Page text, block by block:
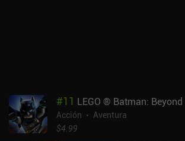
#11 LEGO ® Batman:
Acción
Aventura
$4.99